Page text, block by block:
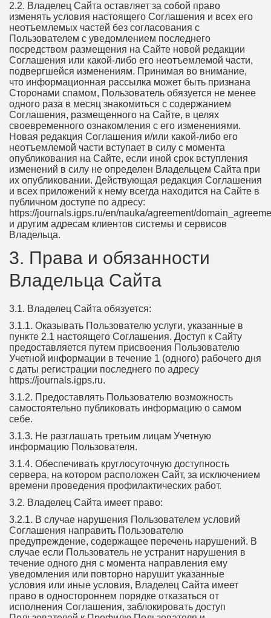
2.2. Владелец Сайта оставляет за собой право
изменять условия настоящего Соглашения и всех его
неотъемлемых частей без согласования с
Пользователем с уведомлением последнего
посредством размещения на Сайте новой редакции
Соглашения или какой-либо его неотъемлемой части,
подвергшейся изменениям. Принимая во внимание,
что информационная рассылка может быть признана
Сторонами спамом, Пользователь обязуется не менее
одного раза в месяц знакомиться с содержанием
Соглашения, размещенного на Сайте, в целях
своевременного ознакомления с его изменениями.
Новая редакция Соглашения и/или какой-либо его
неотъемлемой части вступает в силу с момента
опубликования на Сайте, если иной срок вступления
изменений в силу не определен Владельцем Сайта при
их опубликовании. Действующая редакция Соглашения
и всех приложений к нему всегда находится на Сайте в
публичном доступе по адресу:
https://journals.igps.ru/en/nauka/agreement/
и другим адресам клиентов системы и сервисов
Владельца.
3. Права и обязанности
Владельца Сайта
3.1. Владелец Сайта обязуется:
3.1.1. Оказывать Пользователю услуги, указанные в
пункте 2.1 настоящего Соглашения. Доступ к Сайту
предоставляется путем присвоения Пользователю
Учетной информации в течение 1 (одного) рабочего дня
с даты регистрации последнего по адресу
https://journals.igps.ru.
3.1.2. Предоставлять Пользователю возможность
самостоятельно публиковать информацию о самом
себе.
3.1.3. Не разглашать третьим лицам Учетную
информацию Пользователя.
3.1.4. Обеспечивать круглосуточную доступность
сервера, на котором расположен Сайт, за исключением
времени проведения профилактических работ.
3.2. Владелец Сайта имеет право:
3.2.1. В случае нарушения Пользователем условий
Соглашения направить Пользователю
предупреждение, содержащее перечень нарушений. В
случае если Пользователь не устранит нарушения в
течение одного дня с момента направления ему
уведомления или повторно нарушит указанные
условия или иные условия, Владелец Сайта имеет
право в одностороннем порядке отказаться от
исполнения Соглашения, заблокировать доступ